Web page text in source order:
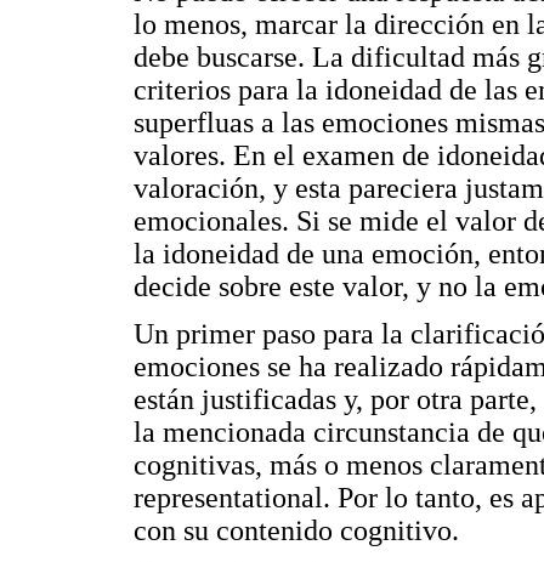
lo menos, marcar la dirección en
debe buscarse. La dificultad más
criterios para la idoneidad de las
superfluas a las emociones
valores. En el examen de
valoración, y esta pareciera
emocionales. Si se mide el valor
la idoneidad de una emoción,
decide sobre este valor, y no la
Un primer paso para la
emociones se ha realizado
están justificadas y, por otra
la mencionada circunstancia de
cognitivas, más o menos
representational. Por lo tanto, es
con su contenido cognitivo.